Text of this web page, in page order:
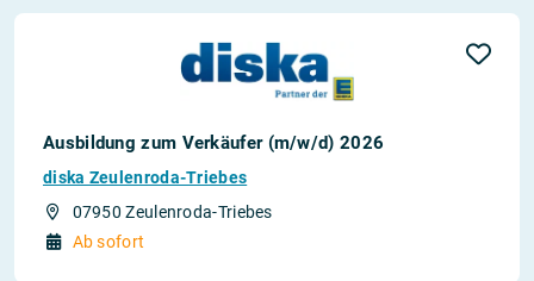
Ausbildung zum Verkäufer (m/w/d) 2026
diska Zeulenroda-Triebes
07950 Zeulenroda-Triebes
Ab sofort